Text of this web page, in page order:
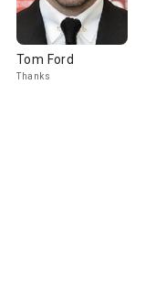
Tom Ford
Thanks